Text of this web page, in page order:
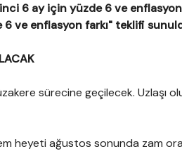
6 ay için yüzde 6 ve
ve enflasyon farkı" teklifi
sürecine geçilecek. Uzlaşı
heyeti ağustos sonunda zam